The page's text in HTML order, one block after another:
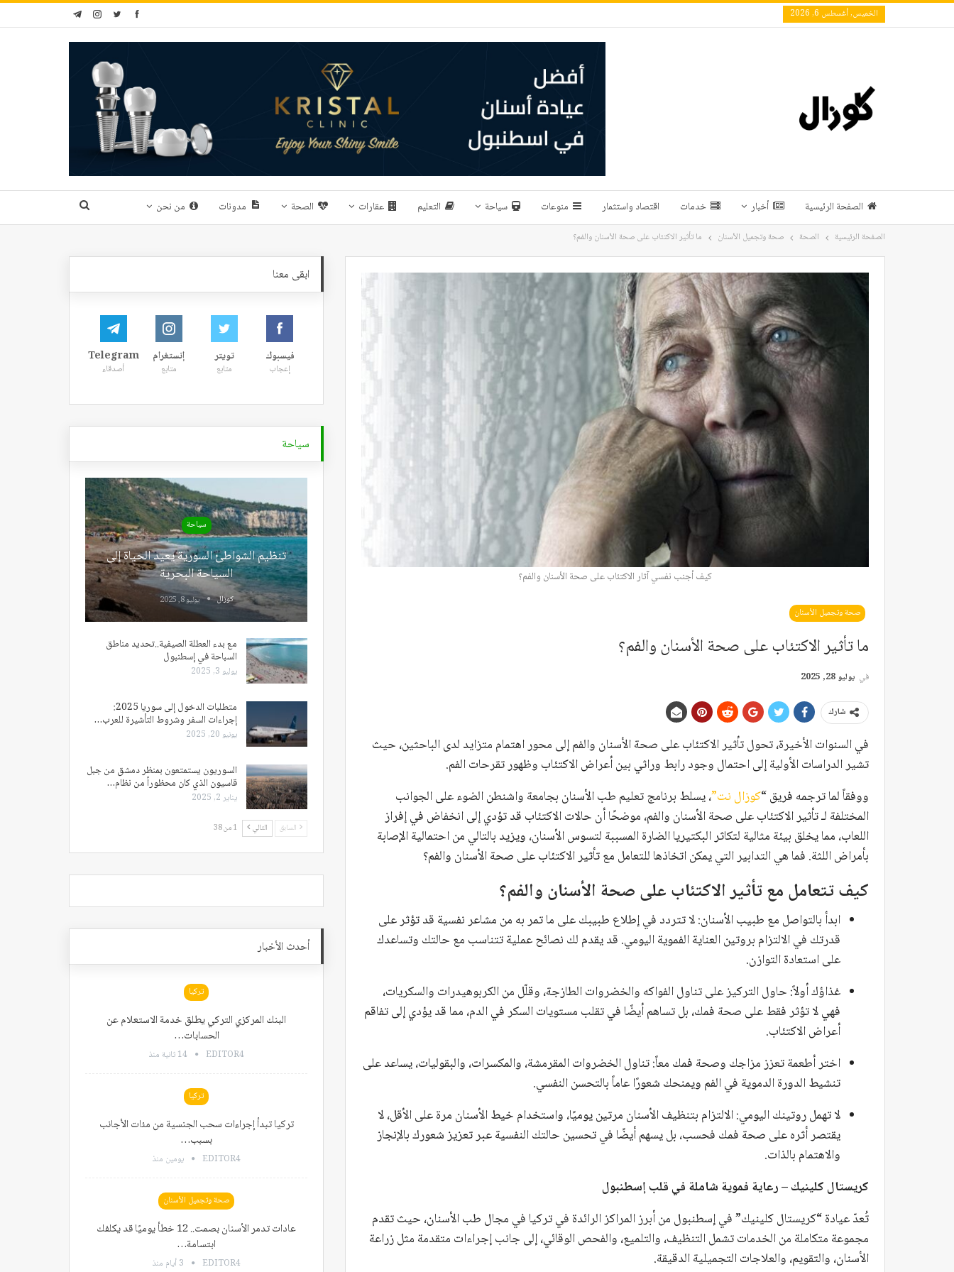
الخميس, أغسطس 6, 2026
الصفحة الرئيسية أخبار خدمات اقتصاد واستثمار منوعات سياحة التعليم عقارات الصحة مدونات من نحن
الصفحة الرئيسية الصحة صحة وتجميل الأسنان ما تأثير الاكتئاب على صحة الأسنان والفم؟
كيف أجنب نفسي آثار الاكتئاب على صحة الأسنان والفم؟
صحة وتجميل الأسنان
ما تأثير الاكتئاب على صحة الأسنان والفم؟
في يوليو 28, 2025
شارك
في السنوات الأخيرة، تحول تأثير الاكتئاب على صحة الأسنان والفم إلى محور اهتمام متزايد لدى الباحثين، حيث
تشير الدراسات الأولية إلى احتمال وجود رابط وراثي بين أعراض الاكتئاب وظهور تقرحات الفم.
ووفقاً لما ترجمه فريق “كوزال نت”، يسلط برنامج تعليم طب الأسنان بجامعة واشنطن الضوء على الجوانب
المختلفة لـ تأثير الاكتئاب على صحة الأسنان والفم، موضحًا أن حالات الاكتئاب قد تؤدي إلى انخفاض في إفراز
اللعاب، مما يخلق بيئة مثالية لتكاثر البكتيريا الضارة المسببة لتسوس الأسنان، ويزيد بالتالي من احتمالية الإصابة
بأمراض اللثة. فما هي التدابير التي يمكن اتخاذها للتعامل مع تأثير الاكتئاب على صحة الأسنان والفم؟
كيف تتعامل مع تأثير الاكتئاب على صحة الأسنان والفم؟
ابدأ بالتواصل مع طبيب الأسنان: لا تتردد في إطلاع طبيبك على ما تمر به من مشاعر نفسية قد تؤثر على
قدرتك في الالتزام بروتين العناية الفموية اليومي. قد يقدم لك نصائح عملية تتناسب مع حالتك وتساعدك
على استعادة التوازن.
غذاؤك أولاً: حاول التركيز على تناول الفواكه والخضروات الطازجة، وقلّل من الكربوهيدرات والسكريات،
فهي لا تؤثر فقط على صحة فمك، بل تساهم أيضًا في تقلب مستويات السكر في الدم، مما قد يؤدي إلى تفاقم
أعراض الاكتئاب.
اختر أطعمة تعزز مزاجك وصحة فمك معاً: تناول الخضروات المقرمشة، والمكسرات، والبقوليات، يساعد على
تنشيط الدورة الدموية في الفم ويمنحك شعورًا عاماً بالتحسن النفسي.
لا تهمل روتينك اليومي: الالتزام بتنظيف الأسنان مرتين يوميًا، واستخدام خيط الأسنان مرة على الأقل، لا
يقتصر أثره على صحة فمك فحسب، بل يسهم أيضًا في تحسين حالتك النفسية عبر تعزيز شعورك بالإنجاز
والاهتمام بالذات.
كريستال كلينيك – رعاية فموية شاملة في قلب إسطنبول
تُعدّ عيادة “كريستال كلينيك” في إسطنبول من أبرز المراكز الرائدة في تركيا في مجال طب الأسنان، حيث تقدم
مجموعة متكاملة من الخدمات تشمل التنظيف، والتلميع، والفحص الوقائي، إلى جانب إجراءات متقدمة مثل زراعة
الأسنان، والتقويم، والعلاجات التجميلية الدقيقة.
ابقى معنا
فيسبوك
إعجاب
تويتر
متابع
إنستغرام
متابع
Telegram
أصدقاء
سياحة
سياحة
تنظيم الشواطئ السورية يعيد الحياة إلى
السياحة البحرية
كوزال يوليو 8, 2025
مع بدء العطلة الصيفية..تحديد مناطق
السباحة في إسطنبول
يوليو 3, 2025
متطلبات الدخول إلى سوريا 2025:
إجراءات السفر وشروط التأشيرة للعرب…
يونيو 20, 2025
السوريون يستمتعون بمنظر دمشق من جبل
قاسيون الذي كان محظوراً من نظام…
يناير 2, 2025
السابق التالي 1 من 38
أحدث الأخبار
تركيا
البنك المركزي التركي يطلق خدمة الاستعلام عن
الحسابات…
EDITOR4 14 ثانية منذ
تركيا
تركيا تبدأ إجراءات سحب الجنسية من مئات الأجانب
بسبب…
EDITOR4 يومين منذ
صحة وتجميل الأسنان
عادات تدمر الأسنان بصمت.. 12 خطأ يوميًا قد يكلفك
ابتسامة…
EDITOR4 3 أيام منذ